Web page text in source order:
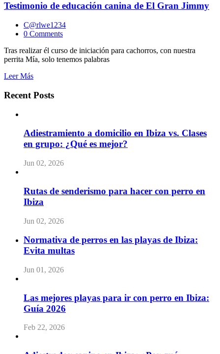
Testimonio de educación canina de El Gran Jimmy
C@rlwe1234
0 Comments
Tras realizar él curso de iniciación para cachorros, con nuestra
perrita Mía, solo tenemos palabras
Leer Más
Recent Posts
Adiestramiento a domicilio en Ibiza vs. Clases
en grupo: ¿Qué es mejor?
Jun 02, 2026
Rutas de senderismo para hacer con perro en
Ibiza
Jun 02, 2026
Normativa de perros en las playas de Ibiza:
Evita multas
Jun 01, 2026
Las mejores playas para ir con perro en Ibiza:
Guía 2026
Feb 22, 2026